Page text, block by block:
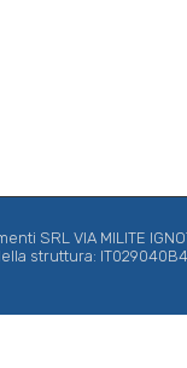
SRL VIA MILITE
struttura: